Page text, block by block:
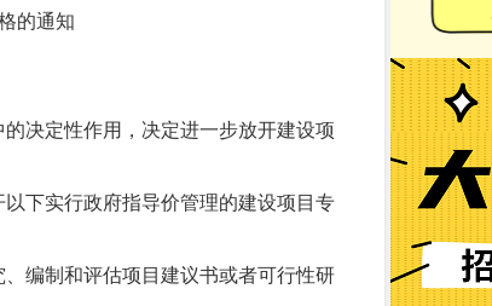
的通知
决定性作用，决定进一步放开建设项
下实行政府指导价管理的建设项目专
编制和评估项目建议书或者可行性研